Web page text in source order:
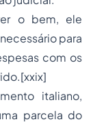
o bem, ele
para
com os
italiano,
parcela do